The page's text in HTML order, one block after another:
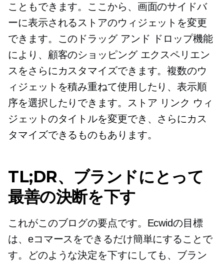
こともできます。ここから、画面のサイドバ
ーに表示されるストアのウィジェットを変更
できます。このドラッグ アンド ドロップ機能
により、顧客のショッピング エクスペリエン
スをさらにカスタマイズできます。複数のウ
ィジェットを積み重ねて使用したり、表示順
序を選択したりできます。ストア リンク ウィ
ジェットのタイトルを変更でき、さらにカス
タマイズできるものもあります。
TL;DR、ブランドにとって
最善の決断を下す
これがこのブログの要点です。Ecwidの目標
は、eコマースをできるだけ簡単にすることで
す。どのような決定を下すにしても、ブラン